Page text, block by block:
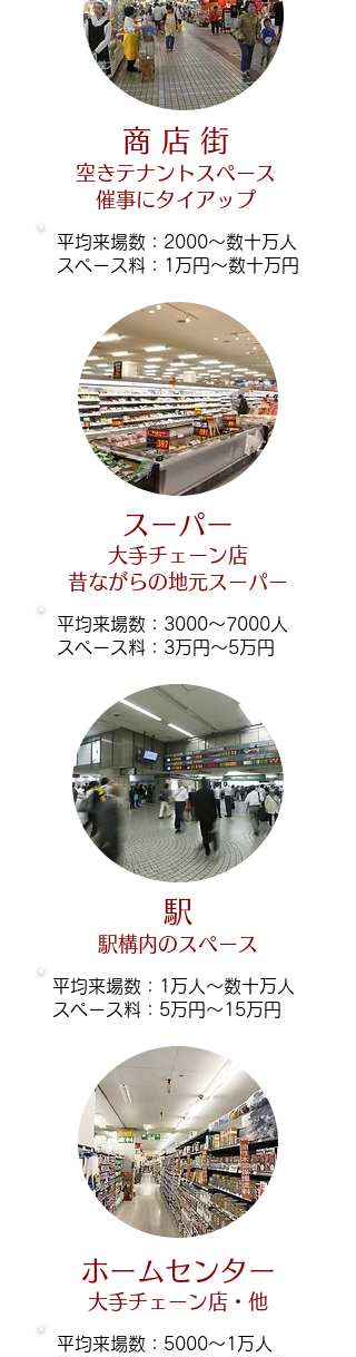
商 店 街
空きテナントスペース
​催事にタイアップ
平均来場数：2000～数十万人
​スペース料：1万円～数十万円
スーパー
大手チェーン店
昔ながらの地元スーパー
平均来場数：3000～7000人
​スペース料：3万円～5万円
駅
駅構内のスペース
平均来場数：1万人～数十万人
​スペース料：5万円～15万円
ホームセンター
大手チェーン店・他
平均来場数：5000～1万人